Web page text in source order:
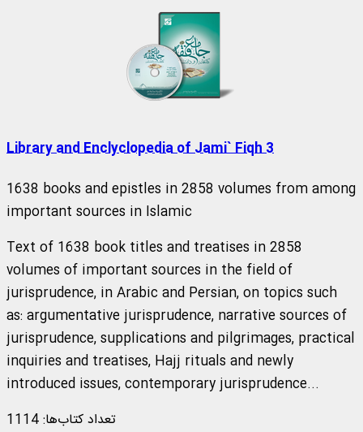
Library and Enclyclopedia of Jami` Fiqh 3
1638 books and epistles in 2858 volumes from among
important sources in Islamic
Text of 1638 book titles and treatises in 2858
volumes of important sources in the field of
jurisprudence, in Arabic and Persian, on topics such
as: argumentative jurisprudence, narrative sources of
jurisprudence, supplications and pilgrimages, practical
inquiries and treatises, Hajj rituals and newly
introduced issues, contemporary jurisprudence...
تعداد کتاب‌ها: 1114